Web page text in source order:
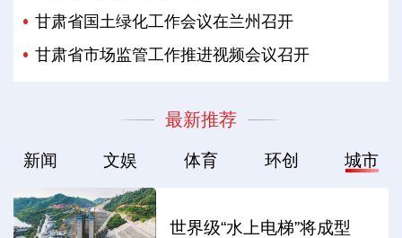
甘肃省国土绿化工作会议在兰州召开
甘肃省市场监管工作推进视频会议召开
最新推荐
新闻 文娱 体育 环创 城市
世界级“水上电梯”将成型